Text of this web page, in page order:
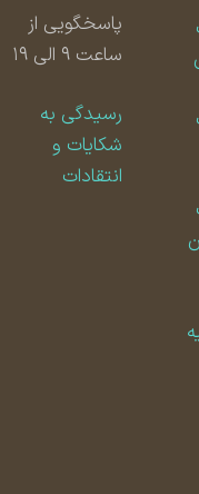
پاسخگویی از
ساعت ۹ الی ۱۹
رسیدگی به
شکایات و
انتقادات